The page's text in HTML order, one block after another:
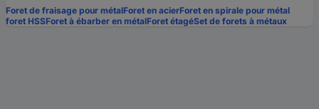
Foret de fraisage pour métalForet en acierForet en spirale pour métal
foret HSSForet à ébarber en métalForet étagéSet de forets à métaux